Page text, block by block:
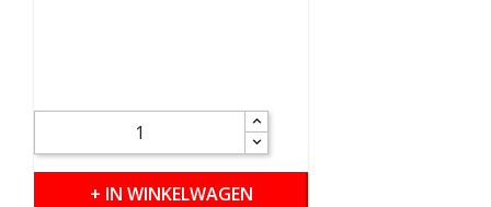
+ IN WINKELWAGEN